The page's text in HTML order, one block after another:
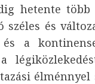
hetente
széles és
és a